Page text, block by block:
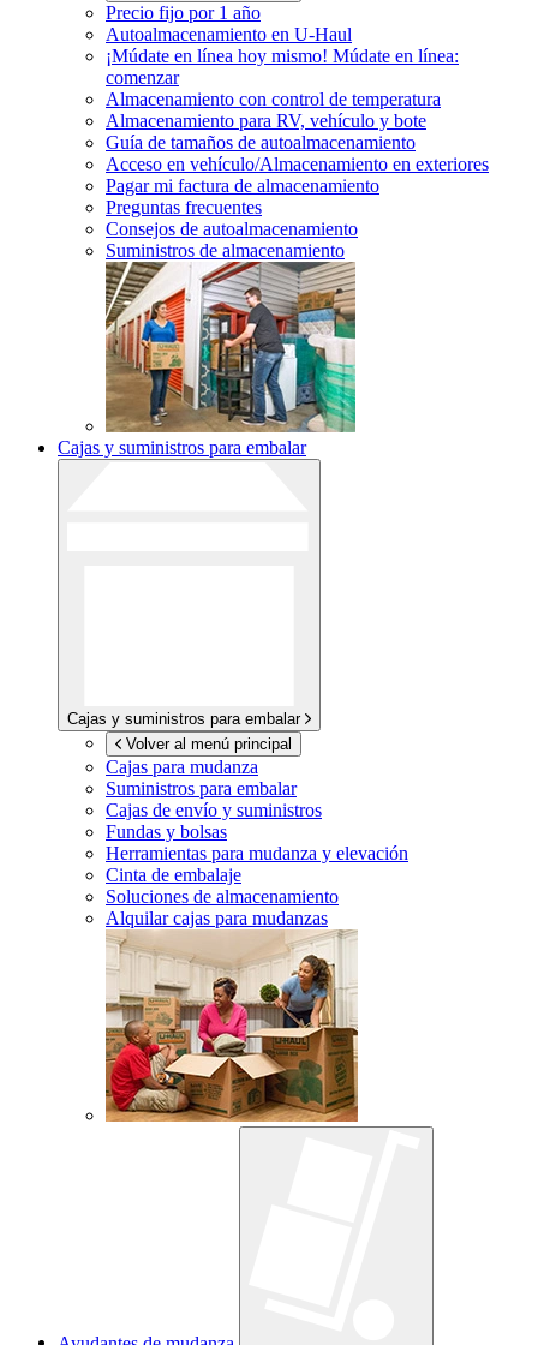
Precio fijo por 1 año
Autoalmacenamiento en U-Haul
¡Múdate en línea hoy mismo! Múdate en línea:
comenzar
Almacenamiento con control de temperatura
Almacenamiento para RV, vehículo y bote
Guía de tamaños de autoalmacenamiento
Acceso en vehículo/Almacenamiento en exteriores
Pagar mi factura de almacenamiento
Preguntas frecuentes
Consejos de autoalmacenamiento
Suministros de almacenamiento
Cajas y suministros para embalar
Cajas y suministros para embalar
Volver al menú principal
Cajas para mudanza
Suministros para embalar
Cajas de envío y suministros
Fundas y bolsas
Herramientas para mudanza y elevación
Cinta de embalaje
Soluciones de almacenamiento
Alquilar cajas para mudanzas